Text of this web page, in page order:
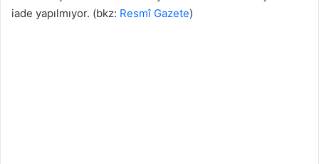
iade yapılmıyor. (bkz: Resmî Gazete)